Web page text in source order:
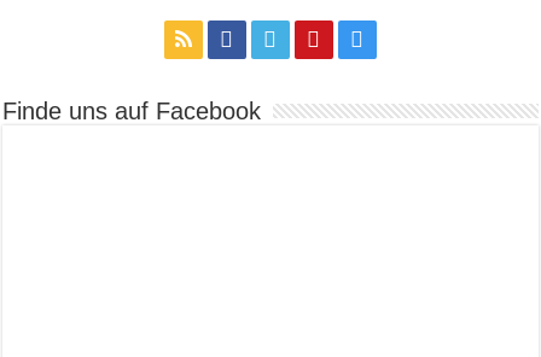
Finde uns auf Facebook